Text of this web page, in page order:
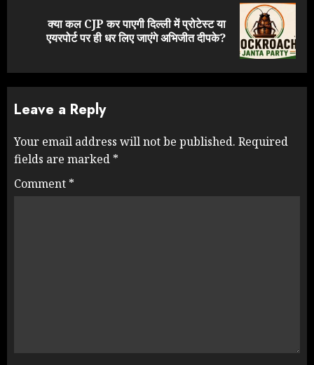
post:
क्या कल CJP कर पाएगी दिल्ली में प्रोटेस्ट या
एयरपोर्ट पर ही धर लिए जाएंगे अभिजीत दीपके?
Leave a Reply
Your email address will not be published. Required
fields are marked *
Comment *